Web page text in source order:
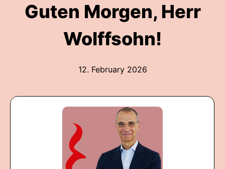
Guten Morgen, Herr
Wolffsohn!
12. February 2026